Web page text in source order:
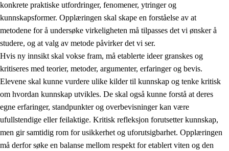
1. Opplæringens verdigrunnlag
1.1 Menneskeverdet
1.2 Identitet og kulturelt mangfold
1.3 Kritisk tenkning og etisk bevissthet
1.4 Skaperglede, engasjement og utforskertrang
1.5 Respekt for naturen og miljøbevissthet
1.6 Demokrati og medvirkning
konkrete praktiske utfordringer, fenomener, ytringer og
kunnskapsformer. Opplæringen skal skape en forståelse av at
metodene for å undersøke virkeligheten må tilpasses det vi ønsker å
studere, og at valg av metode påvirker det vi ser.
Hvis ny innsikt skal vokse fram, må etablerte ideer granskes og
kritiseres med teorier, metoder, argumenter, erfaringer og bevis.
Elevene skal kunne vurdere ulike kilder til kunnskap og tenke kritisk
om hvordan kunnskap utvikles. De skal også kunne forstå at deres
egne erfaringer, standpunkter og overbevisninger kan være
ufullstendige eller feilaktige. Kritisk refleksjon forutsetter kunnskap,
men gir samtidig rom for usikkerhet og uforutsigbarhet. Opplæringen
må derfor søke en balanse mellom respekt for etablert viten og den